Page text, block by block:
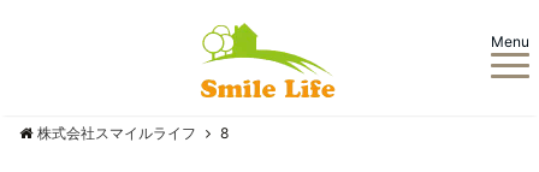
Menu
株式会社スマイルライフ 8